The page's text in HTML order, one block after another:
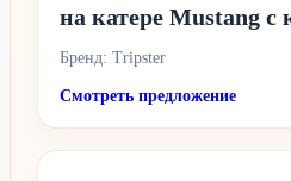
на катере Mustang с
Бренд: Tripster
Смотреть предложение